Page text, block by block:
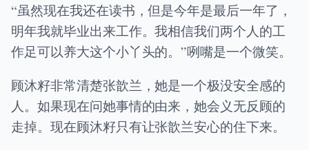
“虽然现在我还在读书，但是今年是最后一年了，
明年我就毕业出来工作。我相信我们两个人的工
作足可以养大这个小丫头的。”咧嘴是一个微笑。
顾沐籽非常清楚张歆兰，她是一个极没安全感的
人。如果现在问她事情的由来，她会义无反顾的
走掉。现在顾沐籽只有让张歆兰安心的住下来。